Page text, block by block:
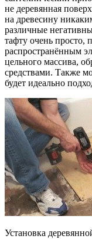
не деревянная
на древесину
различные
тафту очень просто,
распространённым
цельного массива,
средствами. Также
будет идеально
Установка